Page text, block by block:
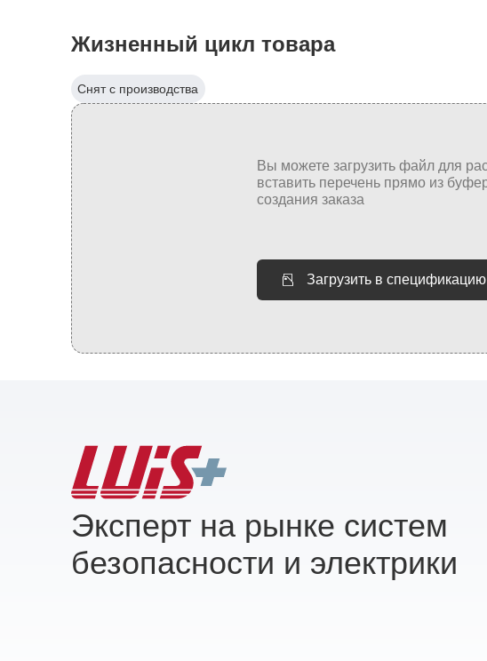
Жизненный цикл товара
Снят с производства
Загрузить в спецификацию
Эксперт на рынке систем
безопасности и электрики